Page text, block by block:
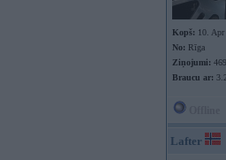
Kopš: 10.
No: Rīga
Ziņojumi:
Braucu ar:
Lafter